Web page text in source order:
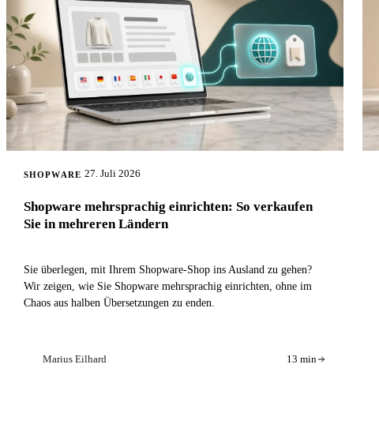
SHOPWARE 27. Juli 2026
Shopware mehrsprachig einrichten: So verkaufen
Sie in mehreren Ländern
Sie überlegen, mit Ihrem Shopware-Shop ins Ausland zu gehen?
Wir zeigen, wie Sie Shopware mehrsprachig einrichten, ohne im
Chaos aus halben Übersetzungen zu enden.
Marius Eilhard 13 min